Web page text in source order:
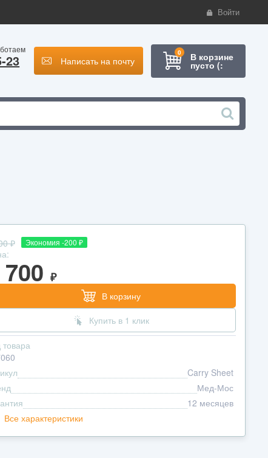
Войти
23 Написать на почту
0 В корзине
пусто (:
₽ Экономия -200 ₽
₽
В корзину
Купить в 1 клик
товара
Carry Sheet
Мед-Мос
12 месяцев
Все характеристики